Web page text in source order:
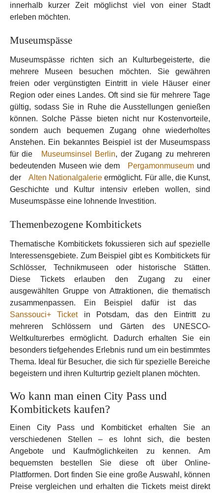
innerhalb kurzer Zeit möglichst viel von einer Stadt
erleben möchten.
Museumspässe
Museumspässe richten sich an Kulturbegeisterte, die
mehrere Museen besuchen möchten. Sie gewähren
freien oder vergünstigten Eintritt in viele Häuser einer
Region oder eines Landes. Oft sind sie für mehrere Tage
gültig, sodass Sie in Ruhe die Ausstellungen genießen
können. Solche Pässe bieten nicht nur Kostenvorteile,
sondern auch bequemen Zugang ohne wiederholtes
Anstehen. Ein bekanntes Beispiel ist der Museumspass
für die
Museumsinsel Berlin, der Zugang zu mehreren
bedeutenden Museen wie dem
Pergamonmuseum und
der
Alten Nationalgalerie ermöglicht. Für alle, die Kunst,
Geschichte und Kultur intensiv erleben wollen, sind
Museumspässe eine lohnende Investition.
Themenbezogene Kombitickets
Thematische Kombitickets fokussieren sich auf spezielle
Interessensgebiete. Zum Beispiel gibt es Kombitickets für
Schlösser, Technikmuseen oder historische Stätten.
Diese Tickets erlauben den Zugang zu einer
ausgewählten Gruppe von Attraktionen, die thematisch
zusammenpassen. Ein Beispiel dafür ist das
Sanssouci+ Ticketin Potsdam, das den Eintritt zu
mehreren Schlössern und Gärten des UNESCO-
Weltkulturerbes ermöglicht. Dadurch erhalten Sie ein
besonders tiefgehendes Erlebnis rund um ein bestimmtes
Thema. Ideal für Besucher, die sich für spezielle Bereiche
begeistern und ihren Kulturtrip gezielt planen möchten.
Wo kann man einen City Pass und
Kombitickets kaufen?
Einen City Pass und Kombiticket erhalten Sie an
verschiedenen Stellen – es lohnt sich, die besten
Angebote und Kaufmöglichkeiten zu kennen. Am
bequemsten bestellen Sie diese oft über Online-
Plattformen. Dort finden Sie eine große Auswahl, können
Preise vergleichen und erhalten die Tickets meist direkt